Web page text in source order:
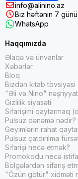
info@alinino.az
Biz həftənin 7
WhatsApp
Haqqımızda
Əlaqə və ünvanlar
Xəbərlər
Bloq
Bizdən kitab tövsiyəsi
"Əli və Nino"
Gizlilik siyasəti
Sifarişimi qaytarmaq
Pulsuz dənəmə nədir?
Geyimlərin rahat
Pulsuz çatdırılma
Sifarişi necə etmək?
Promokodu necə
Bölgələrdən sifariş
"Özün götür" xidməti